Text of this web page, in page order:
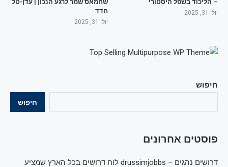
חיפוש
חיפוש
פוסטים אחרונים
דרושים נהגים – drussimjobbs לוח דרושים בכל הארץ שמציע
– הליכוד בשפל היסטורי
יולי 31, 2025
שחמאס שמר לרגע הנכון | עדן-טל
חדד
יולי 31, 2025